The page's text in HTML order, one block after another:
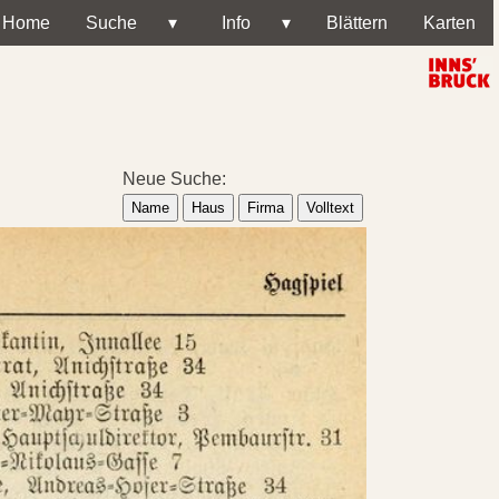
Home Suche ▾ Info ▾ Blättern Karten
Neue Suche:
Name Haus Firma Volltext